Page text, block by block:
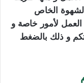
الشهوة الخاص
العمل لأمور خاصة و
و ذلك بالضغط